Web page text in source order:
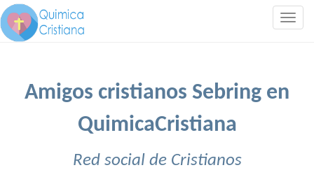
Amigos cristianos Sebring en
QuimicaCristiana
Red social de Cristianos